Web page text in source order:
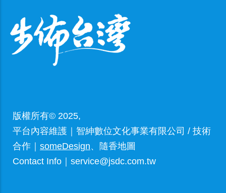
版權所有© 2025,
平台內容維護｜智紳數位文化事業有限公司 / 技術
合作｜ someDesign、隨香地圖
Contact Info｜service@jsdc.com.tw